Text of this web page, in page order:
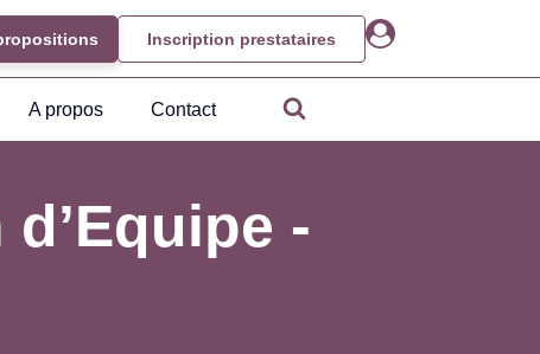
Inscription prestataires
A propos Contact
-